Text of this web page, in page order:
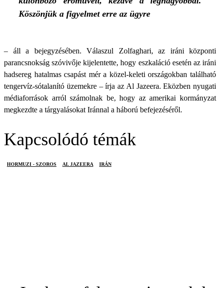
Köszönjük a figyelmet erre az ügyre
– áll a bejegyzésében. Válaszul Zolfaghari, az iráni központi
parancsnokság szóvivője kijelentette, hogy eszkaláció esetén az iráni
hadsereg hatalmas csapást mér a közel-keleti országokban található
tengervíz-sótalanító üzemekre – írja az Al Jazeera. Eközben nyugati
médiaforrások arról számolnak be, hogy az amerikai kormányzat
megkezdte a tárgyalásokat Iránnal a háború befejezéséről.
Kapcsolódó témák
HORMUZI - SZOROS AL JAZEERA IRÁN